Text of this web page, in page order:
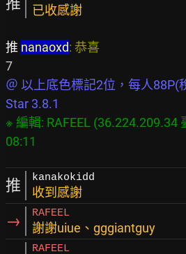
已收感謝
推 nanaoxd: 恭
＠ 以上底色標記2位，每人88P(
Star 3.8.1
※ 編輯: RAFEEL (36.224.209.34
推 kanakokidd
收到感謝
→ RAFEEL
謝謝uiue、gggiantguy
RAFEEL